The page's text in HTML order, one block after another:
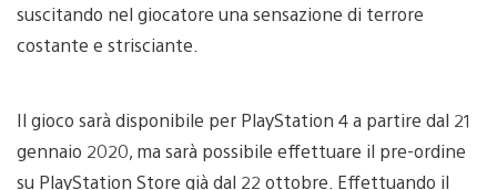
suscitando nel giocatore una sensazione di terrore
costante e strisciante.
Il gioco sarà disponibile per PlayStation 4 a partire dal 21
gennaio 2020, ma sarà possibile effettuare il pre-ordine
su PlayStation Store già dal 22 ottobre. Effettuando il